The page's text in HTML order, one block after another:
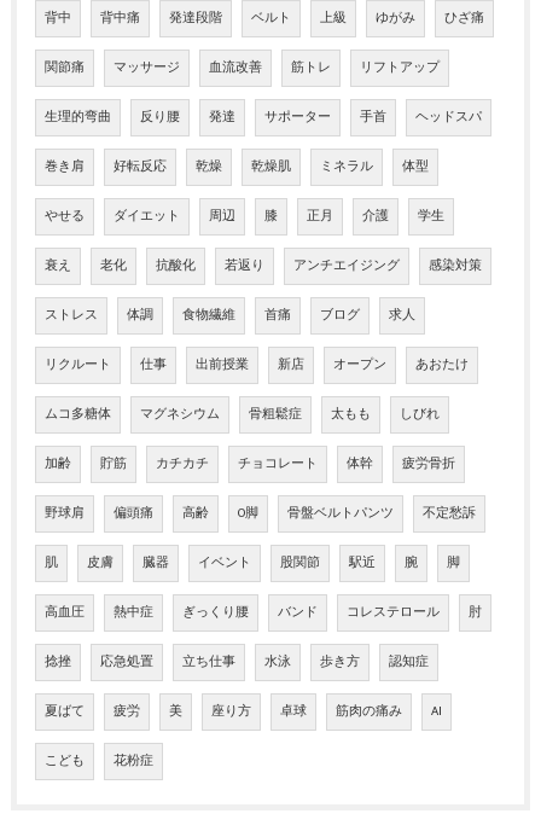
背中 背中痛 発達段階 ベルト 上級 ゆがみ ひざ痛
関節痛 マッサージ 血流改善 筋トレ リフトアップ
生理的弯曲 反り腰 発達 サポーター 手首 ヘッドスパ
巻き肩 好転反応 乾燥 乾燥肌 ミネラル 体型
やせる ダイエット 周辺 膝 正月 介護 学生
衰え 老化 抗酸化 若返り アンチエイジング 感染対策
ストレス 体調 食物繊維 首痛 ブログ 求人
リクルート 仕事 出前授業 新店 オープン あおたけ
ムコ多糖体 マグネシウム 骨粗鬆症 太もも しびれ
加齢 貯筋 カチカチ チョコレート 体幹 疲労骨折
野球肩 偏頭痛 高齢 O脚 骨盤ベルトパンツ 不定愁訴
肌 皮膚 臓器 イベント 股関節 駅近 腕 脚
高血圧 熱中症 ぎっくり腰 バンド コレステロール 肘
捻挫 応急処置 立ち仕事 水泳 歩き方 認知症
夏ばて 疲労 美 座り方 卓球 筋肉の痛み AI
こども 花粉症